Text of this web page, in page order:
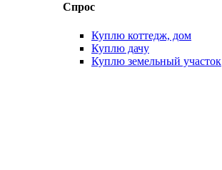
Спрос
Куплю коттедж, дом
Куплю дачу
Куплю земельный участок